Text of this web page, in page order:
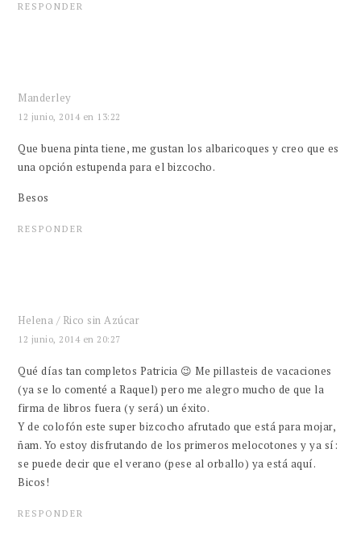
RESPONDER
Manderley
12 junio, 2014 en 13:22
Que buena pinta tiene, me gustan los albaricoques y creo que es
una opción estupenda para el bizcocho.
Besos
RESPONDER
Helena / Rico sin Azúcar
12 junio, 2014 en 20:27
Qué días tan completos Patricia 😉 Me pillasteis de vacaciones
(ya se lo comenté a Raquel) pero me alegro mucho de que la
firma de libros fuera (y será) un éxito.
Y de colofón este super bizcocho afrutado que está para mojar,
ñam. Yo estoy disfrutando de los primeros melocotones y ya sí:
se puede decir que el verano (pese al orballo) ya está aquí.
Bicos!
RESPONDER